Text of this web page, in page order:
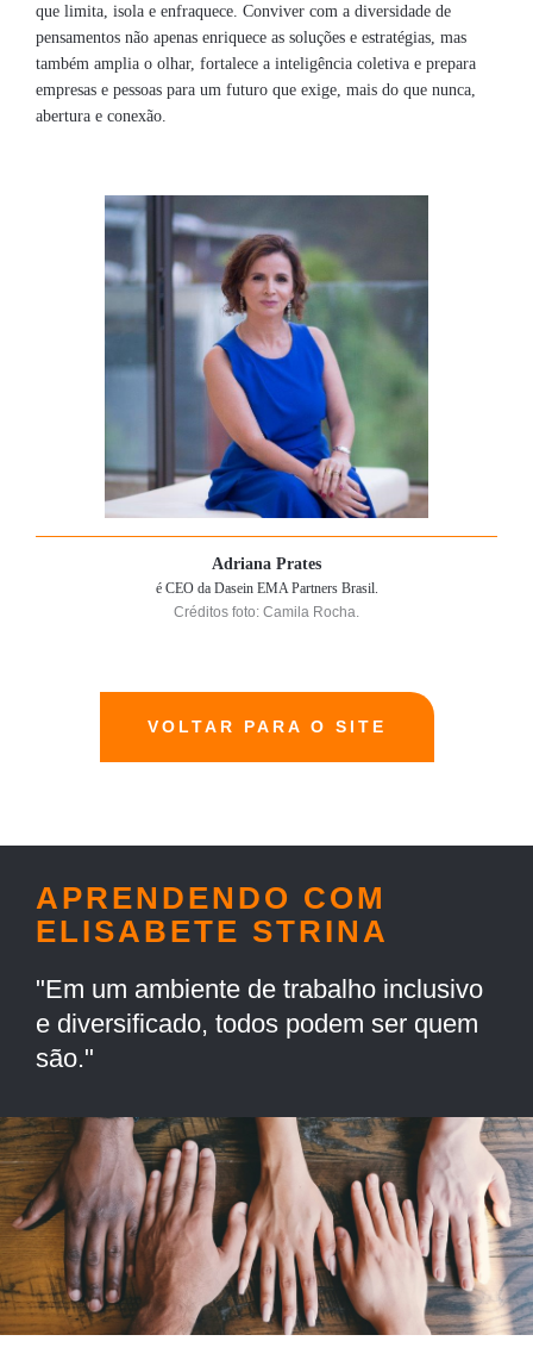
que limita, isola e enfraquece. Conviver com a diversidade de
pensamentos não apenas enriquece as soluções e estratégias, mas
também amplia o olhar, fortalece a inteligência coletiva e prepara
empresas e pessoas para um futuro que exige, mais do que nunca,
abertura e conexão.
Adriana Prates
é CEO da Dasein EMA Partners Brasil.
Créditos foto: Camila Rocha.
VOLTAR PARA O SITE
APRENDENDO COM
ELISABETE STRINA
"Em um ambiente de trabalho inclusivo
e diversificado, todos podem ser quem
são."